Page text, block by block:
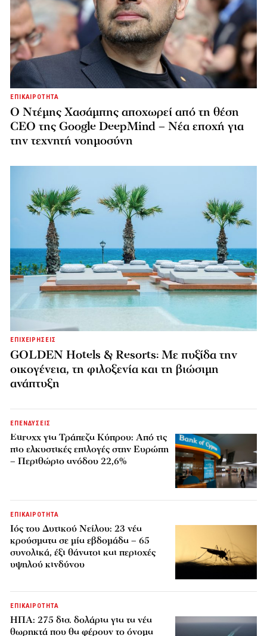
ΕΠΙΚΑΙΡΟΤΗΤΑ
Ο Ντέμης Χασάμπης αποχωρεί από τη θέση
CEO της Google DeepMind – Νέα εποχή για
την τεχνητή νοημοσύνη
ΕΠΙΧΕΙΡΗΣΕΙΣ
GOLDEN Hotels & Resorts: Με πυξίδα την
οικογένεια, τη φιλοξενία και τη βιώσιμη
ανάπτυξη
ΕΠΕΝΔΥΣΕΙΣ
Euroxx για Τράπεζα Κύπρου: Από τις
πιο ελκυστικές επιλογές στην Ευρώπη
– Περιθώριο ανόδου 22,6%
ΕΠΙΚΑΙΡΟΤΗΤΑ
Ιός του Δυτικού Νείλου: 23 νέα
κρούσματα σε μία εβδομάδα – 65
συνολικά, έξι θάνατοι και περιοχές
υψηλού κινδύνου
ΕΠΙΚΑΙΡΟΤΗΤΑ
ΗΠΑ: 275 δισ. δολάρια για τα νέα
θωρηκτά που θα φέρουν το όνομα